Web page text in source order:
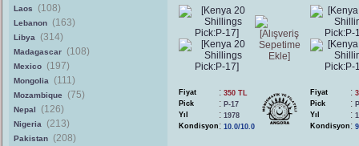
Laos (108)
Lebanon (163)
Libya (314)
Madagascar (108)
Mexico (197)
Mongolia (111)
Mozambique (75)
Nepal (126)
Nigeria (213)
Pakistan (208)
Fiyat : 350 TL
Pick
: P-17
Yıl
: 1978
Kondisyon : 10.0/10.0
Fiyat :
Pick
:
Yıl
:
Kondisyon :